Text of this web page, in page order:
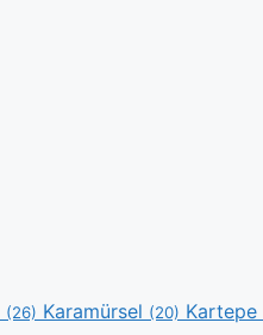
(26) Karamürsel (20) Kartepe